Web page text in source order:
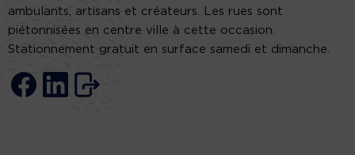
ambulants, artisans et créateurs. Les rues sont
piétonnisées en centre ville à cette occasion.
Stationnement gratuit en surface samedi et dimanche.